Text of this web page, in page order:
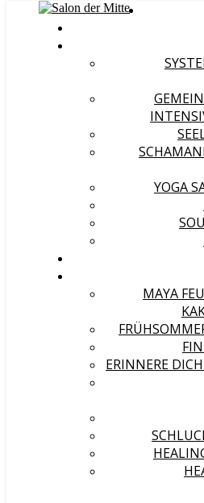
YOGA
MAYA
ERINNERE